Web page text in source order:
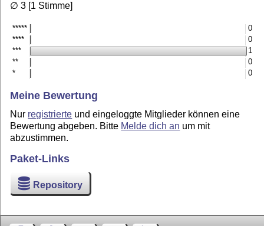
∅ 3 [1 Stimme]
*****
0
****
0
***
1
**
0
*
0
Meine Bewertung
Nur registrierte und eingeloggte Mitglieder können eine
Bewertung abgeben. Bitte Melde dich an um mit
abzustimmen.
Paket-Links
Repository